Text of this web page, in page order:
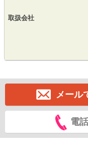
取扱会社
メール
電